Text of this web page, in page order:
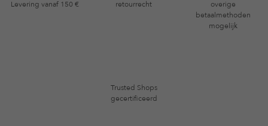
Levering vanaf 150 €
retourrecht
overige
betaalmethoden
mogelijk
Trusted Shops
gecertificeerd